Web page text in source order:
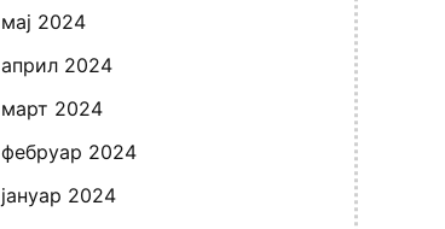
мај 2024
април 2024
март 2024
фебруар 2024
јануар 2024